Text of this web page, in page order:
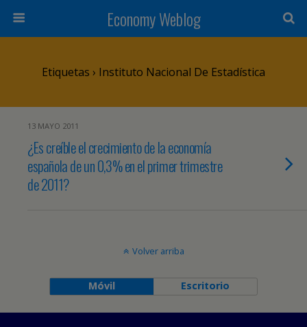
Economy Weblog
Etiquetas › Instituto Nacional De Estadística
13 MAYO 2011
¿Es creíble el crecimiento de la economía
española de un 0,3% en el primer trimestre
de 2011?
Volver arriba
Móvil Escritorio